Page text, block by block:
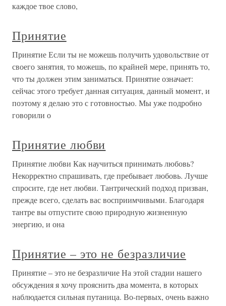
каждое твое слово,
Принятие
Принятие Если ты не можешь получить удовольствие от
своего занятия, то можешь, по крайней мере, принять то,
что ты должен этим заниматься. Принятие означает:
сейчас этого требует данная ситуация, данный момент, и
поэтому я делаю это с готовностью. Мы уже подробно
говорили о
Принятие любви
Принятие любви Как научиться принимать любовь?
Некорректно спрашивать, где пребывает любовь. Лучше
спросите, где нет любви. Тантрический подход призван,
прежде всего, сделать вас восприимчивыми. Благодаря
тантре вы отпустите свою природную жизненную
энергию, и она
Принятие – это не безразличие
Принятие – это не безразличие На этой стадии нашего
обсуждения я хочу прояснить два момента, в которых
наблюдается сильная путаница. Во-первых, очень важно